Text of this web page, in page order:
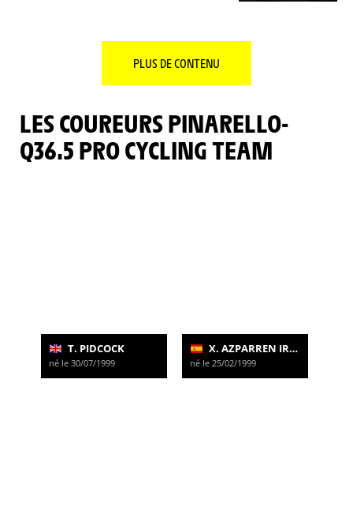
PLUS DE CONTENU
LES COUREURS PINARELLO-
Q36.5 PRO CYCLING TEAM
T. PIDCOCK
né le 30/07/1999
X. AZPARREN IRURZUN
né le 25/02/1999